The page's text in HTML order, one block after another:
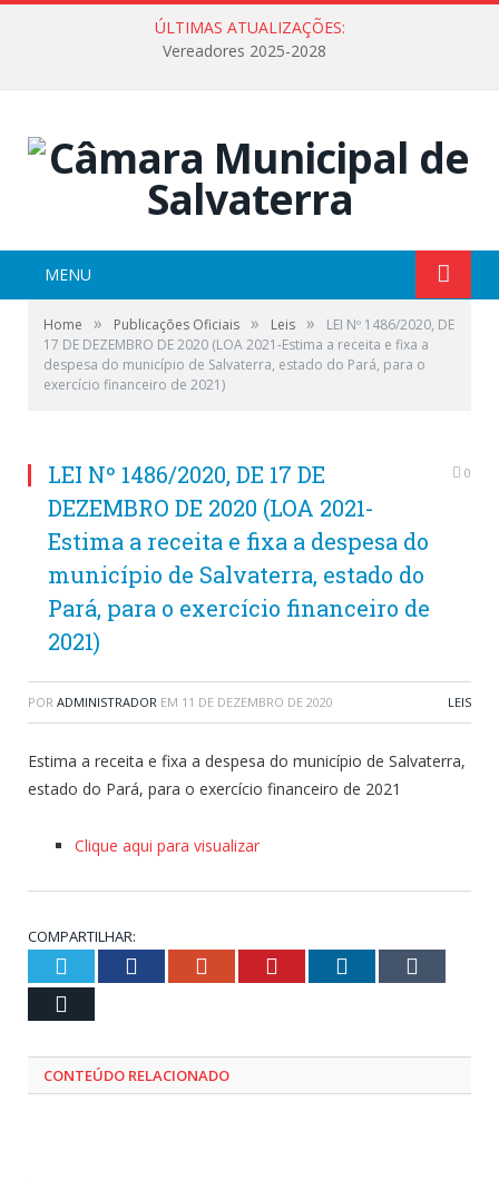
ÚLTIMAS ATUALIZAÇÕES:
Vereadores 2025-2028
MENU
Home » Publicações Oficiais » Leis »
LEI Nº 1486/2020, DE
17 DE DEZEMBRO DE 2020 (LOA 2021-Estima a receita e fixa a
despesa do município de Salvaterra, estado do Pará, para o
exercício financeiro de 2021)
LEI Nº 1486/2020, DE 17 DE
DEZEMBRO DE 2020 (LOA 2021-
Estima a receita e fixa a despesa do
município de Salvaterra, estado do
Pará, para o exercício financeiro de
2021)
0
POR ADMINISTRADOR EM 11 DE DEZEMBRO DE 2020 LEIS
Estima a receita e fixa a despesa do município de Salvaterra,
estado do Pará, para o exercício financeiro de 2021
Clique aqui para visualizar
COMPARTILHAR:
Twitter Facebook Google+ Pinterest LinkedIn
CONTEÚDO RELACIONADO